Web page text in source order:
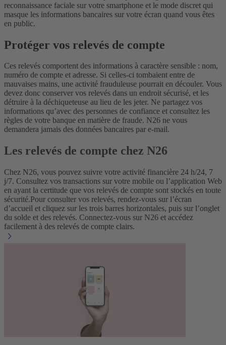
reconnaissance faciale sur votre smartphone et le mode discret qui
masque les informations bancaires sur votre écran quand vous êtes
en public.
Protéger vos relevés de compte
Ces relevés comportent des informations à caractère sensible : nom,
numéro de compte et adresse. Si celles-ci tombaient entre de
mauvaises mains, une activité frauduleuse pourrait en découler. Vous
devez donc conserver vos relevés dans un endroit sécurisé, et les
détruire à la déchiqueteuse au lieu de les jeter. Ne partagez vos
informations qu’avec des personnes de confiance et consultez les
règles de votre banque en matière de fraude. N26 ne vous
demandera jamais des données bancaires par e-mail.
Les relevés de compte chez N26
Chez N26, vous pouvez suivre votre activité financière 24 h/24, 7
j/7. Consultez vos transactions sur votre mobile ou l’application Web
en ayant la certitude que vos relevés de compte sont stockés en toute
sécurité.Pour consulter vos relevés, rendez-vous sur l’écran
d’accueil et cliquez sur les trois barres horizontales, puis sur l’onglet
du solde et des relevés. Connectez-vous sur N26 et accédez
facilement à des relevés de compte clairs.